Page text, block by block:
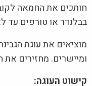
חותכים את החמאה
בבלנדר או טורפים עד
מוציאים את עוגת
ומיישרים. מחזירים את העוגה
קישוט העוגה: